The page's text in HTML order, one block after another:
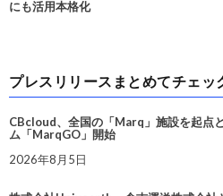
にも活用本格化
プレスリリースまとめてチェッ
CBcloud、全国の「Marq」施設を起点
ム「MarqGO」開始
2026年8月5日